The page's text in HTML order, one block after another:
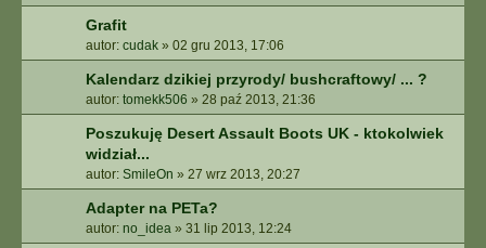
Grafit
autor: cudak » 02 gru 2013, 17:06
Kalendarz dzikiej przyrody/ bushcraftowy/ ... ?
autor: tomekk506 » 28 paź 2013, 21:36
Poszukuję Desert Assault Boots UK - ktokolwiek
widział...
autor: SmileOn » 27 wrz 2013, 20:27
Adapter na PETa?
autor: no_idea » 31 lip 2013, 12:24